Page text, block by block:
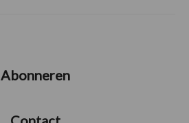
Abonneren